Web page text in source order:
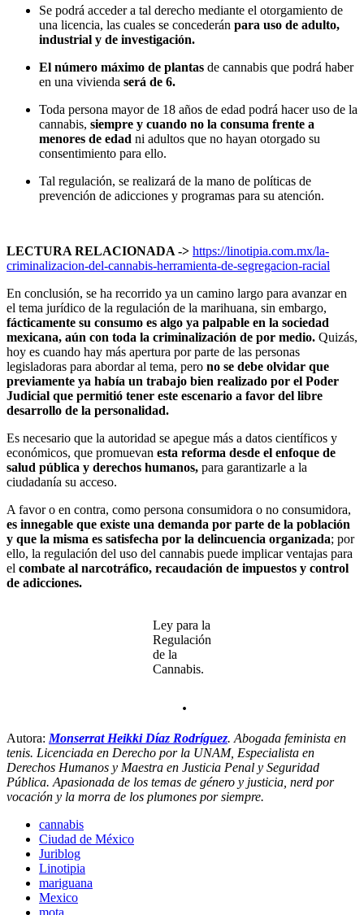
Se podrá acceder a tal derecho mediante el otorgamiento de
una licencia, las cuales se concederán para uso de adulto,
industrial y de investigación.
El número máximo de plantas de cannabis que podrá haber
en una vivienda será de 6.
Toda persona mayor de 18 años de edad podrá hacer uso de la
cannabis, siempre y cuando no la consuma frente a
menores de edad ni adultos que no hayan otorgado su
consentimiento para ello.
Tal regulación, se realizará de la mano de políticas de
prevención de adicciones y programas para su atención.
LECTURA RELACIONADA -> https://linotipia.com.mx/la-
criminalizacion-del-cannabis-herramienta-de-segregacion-racial
En conclusión, se ha recorrido ya un camino largo para avanzar en
el tema jurídico de la regulación de la marihuana, sin embargo,
fácticamente su consumo es algo ya palpable en la sociedad
mexicana, aún con toda la criminalización de por medio. Quizás,
hoy es cuando hay más apertura por parte de las personas
legisladoras para abordar al tema, pero no se debe olvidar que
previamente ya había un trabajo bien realizado por el Poder
Judicial que permitió tener este escenario a favor del libre
desarrollo de la personalidad.
Es necesario que la autoridad se apegue más a datos científicos y
económicos, que promuevan esta reforma desde el enfoque de
salud pública y derechos humanos, para garantizarle a la
ciudadanía su acceso.
A favor o en contra, como persona consumidora o no consumidora,
es innegable que existe una demanda por parte de la población
y que la misma es satisfecha por la delincuencia organizada; por
ello, la regulación del uso del cannabis puede implicar ventajas para
el combate al narcotráfico, recaudación de impuestos y control
de adicciones.
Ley para la
Regulación
de la
Cannabis.
.
Autora: Monserrat Heikki Díaz Rodríguez. Abogada feminista en
tenis. Licenciada en Derecho por la UNAM, Especialista en
Derechos Humanos y Maestra en Justicia Penal y Seguridad
Pública. Apasionada de los temas de género y justicia, nerd por
vocación y la morra de los plumones por siempre.
cannabis
Ciudad de México
Juriblog
Linotipia
mariguana
Mexico
mota